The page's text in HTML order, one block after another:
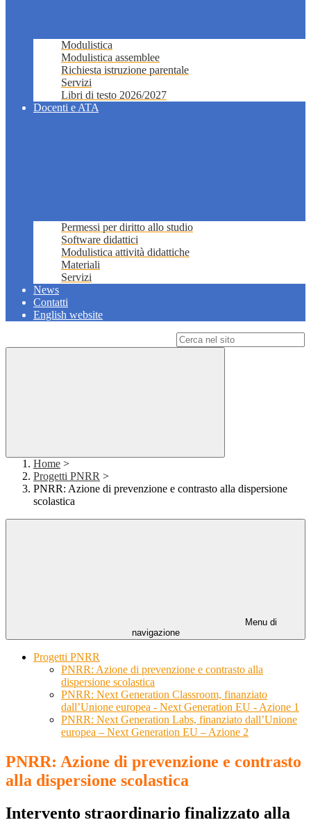
Modulistica
Modulistica assemblee
Richiesta istruzione parentale
Servizi
Libri di testo 2026/2027
Docenti e ATA
Permessi per diritto allo studio
Software didattici
Modulistica attività didattiche
Materiali
Servizi
News
Contatti
English website
Home >
Progetti PNRR >
PNRR: Azione di prevenzione e contrasto alla dispersione
scolastica
Menu di
navigazione
Progetti PNRR
PNRR: Azione di prevenzione e contrasto alla
dispersione scolastica
PNRR: Next Generation Classroom, finanziato
dall’Unione europea - Next Generation EU - Azione 1
PNRR: Next Generation Labs, finanziato dall’Unione
europea – Next Generation EU – Azione 2
PNRR: Azione di prevenzione e contrasto
alla dispersione scolastica
Intervento straordinario finalizzato alla